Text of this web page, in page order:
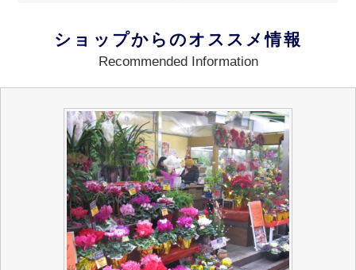
ショップからのオススメ情報
Recommended Information